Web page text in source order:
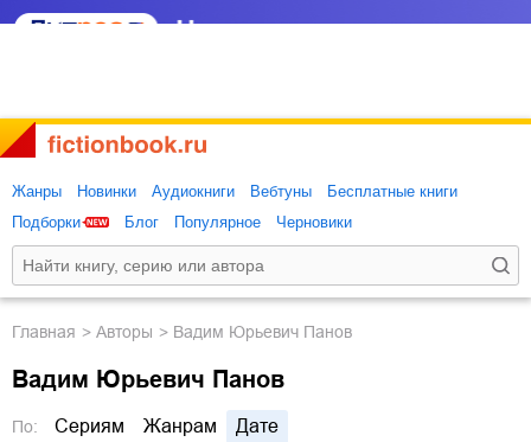
Жанры Новинки Аудиокниги Вебтуны
Бесплатные книги
Подборки
Блог Популярное Черновики
Главная Авторы Вадим Юрьевич Панов
Вадим Юрьевич Панов
По: Сериям Жанрам Дате